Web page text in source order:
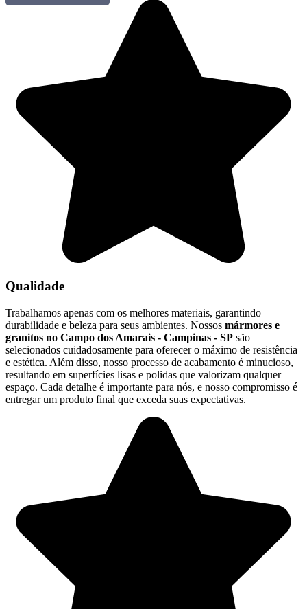
Qualidade
Trabalhamos apenas com os melhores materiais, garantindo
durabilidade e beleza para seus ambientes. Nossos mármores e
granitos no Campo dos Amarais - Campinas - SP são
selecionados cuidadosamente para oferecer o máximo de resistência
e estética. Além disso, nosso processo de acabamento é minucioso,
resultando em superfícies lisas e polidas que valorizam qualquer
espaço. Cada detalhe é importante para nós, e nosso compromisso é
entregar um produto final que exceda suas expectativas.